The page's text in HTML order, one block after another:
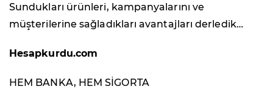
Sundukları ürünleri, kampanyalarını ve
müşterilerine sağladıkları avantajları derledik…
Hesapkurdu.com
HEM BANKA, HEM SİGORTA